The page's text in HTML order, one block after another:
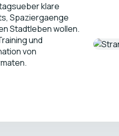
klare
Spaziergaenge
Stadtleben wollen.
und
von